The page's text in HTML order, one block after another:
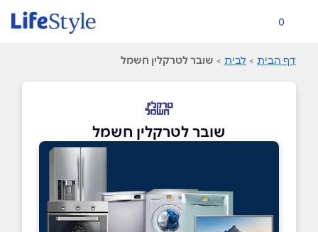
0
דף הבית > לבית > שובר לטרקלין חשמל
שובר לטרקלין חשמל